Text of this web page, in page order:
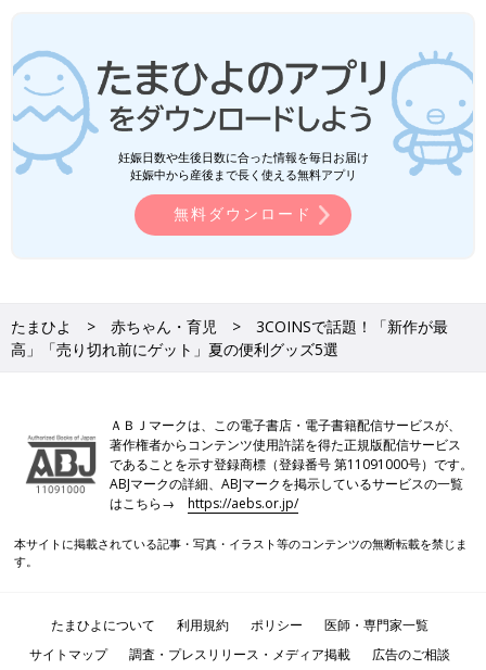
妊娠日数や生後日数に合った情報を毎日お届け
妊娠中から産後まで長く使える無料アプリ
無料ダウンロード
たまひよ 赤ちゃん・育児
3COINSで話題！「新作が最
高」「売り切れ前にゲット」夏の便利グッズ5選
ＡＢＪマークは、この電子書店・電子書籍配信サービスが、
著作権者からコンテンツ使用許諾を得た正規版配信サービス
であることを示す登録商標（登録番号 第11091000号）です。
ABJマークの詳細、ABJマークを掲示しているサービスの一覧
はこちら→https://aebs.or.jp/
本サイトに掲載されている記事・写真・イラスト等のコンテンツの無断転載を禁じま
す。
たまひよについて 利用規約 ポリシー
医師・専門家一覧
サイトマップ
調査・プレスリリース・メディア掲載 広告のご相談